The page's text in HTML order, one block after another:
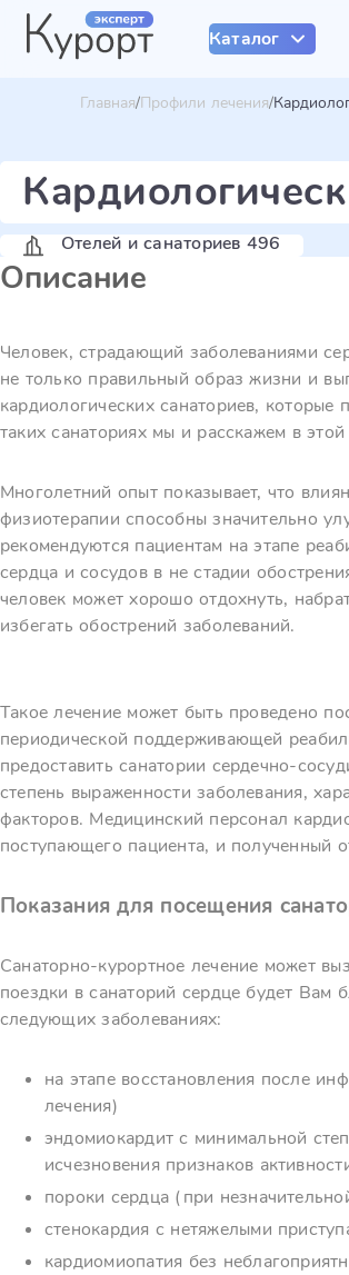
Каталог
Главная Профили лечения
Отелей и санаториев 496
Описание
Человек, страдающий заболеваниями
не только правильный образ жизни и
кардиологических санаториев,
таких санаториях мы и расскажем в этой
Многолетний опыт показывает, что
физиотерапии способны значительно
рекомендуются пациентам на этапе
сердца и сосудов в не стадии
человек может хорошо отдохнуть,
избегать обострений заболеваний.
Такое лечение может быть проведено
периодической поддерживающей
предоставить санатории сердечно-
степень выраженности заболевания,
факторов. Медицинский персонал
поступающего пациента, и полученный
Показания для посещения
Санаторно-курортное лечение может
поездки в санаторий сердце будет Вам
следующих заболеваниях:
на этапе восстановления после
лечения)
эндомиокардит с минимальной
исчезновения признаков
пороки сердца (при
стенокардия с нетяжелыми
кардиомиопатия без